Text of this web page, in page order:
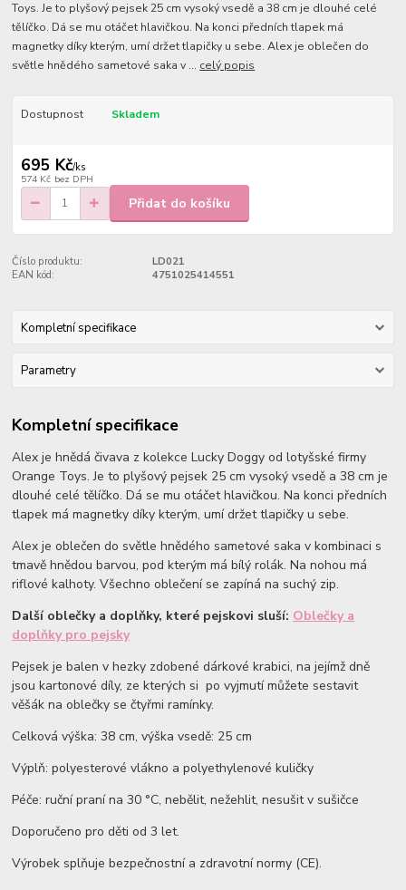
Toys. Je to plyšový pejsek 25 cm vysoký vsedě a 38 cm je dlouhé celé
tělíčko. Dá se mu otáčet hlavičkou. Na konci předních tlapek má
magnetky díky kterým, umí držet tlapičky u sebe. Alex je oblečen do
světle hnědého sametové saka v ... celý popis
Dostupnost Skladem
695 Kč/ks
574 Kč bez DPH
Přidat do košíku
Číslo produktu:
LD021
EAN kód:
4751025414551
Kompletní specifikace
Parametry
Kompletní specifikace
Alex je hnědá čivava z kolekce Lucky Doggy od lotyšské firmy
Orange Toys. Je to plyšový pejsek 25 cm vysoký vsedě a 38 cm je
dlouhé celé tělíčko. Dá se mu otáčet hlavičkou. Na konci předních
tlapek má magnetky díky kterým, umí držet tlapičky u sebe.
Alex je oblečen do světle hnědého sametové saka v kombinaci s
tmavě hnědou barvou, pod kterým má bílý rolák. Na nohou má
riflové kalhoty. Všechno oblečení se zapíná na suchý zip.
Další oblečky a doplňky, které pejskovi sluší: Oblečky a
doplňky pro pejsky
Pejsek je balen v hezky zdobené dárkové krabici, na jejímž dně
jsou kartonové díly, ze kterých si po vyjmutí můžete sestavit
věšák na oblečky se čtyřmi ramínky.
Celková výška: 38 cm, výška vsedě: 25 cm
Výplň: polyesterové vlákno a polyethylenové kuličky
Péče: ruční praní na 30 °C, nebělit, nežehlit, nesušit v sušičce
Doporučeno pro děti od 3 let.
Výrobek splňuje bezpečnostní a zdravotní normy (CE).